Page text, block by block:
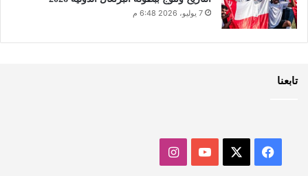
7 يوليو، 2026 6:48 م
تابعنا
فيسبوك ‫YouTubeانستقرام